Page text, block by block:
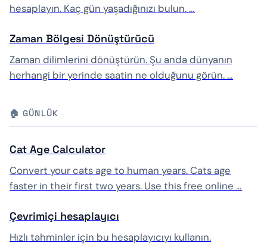
hesaplayın. Kaç gün yaşadığınızı bulun. …
Zaman Bölgesi Dönüştürücü
Zaman dilimlerini dönüştürün. Şu anda dünyanın
herhangi bir yerinde saatin ne olduğunu görün. …
🏠 GÜNLÜK
Cat Age Calculator
Convert your cats age to human years. Cats age
faster in their first two years. Use this free online …
Çevrimiçi hesaplayıcı
Hızlı tahminler için bu hesaplayıcıyı kullanın.